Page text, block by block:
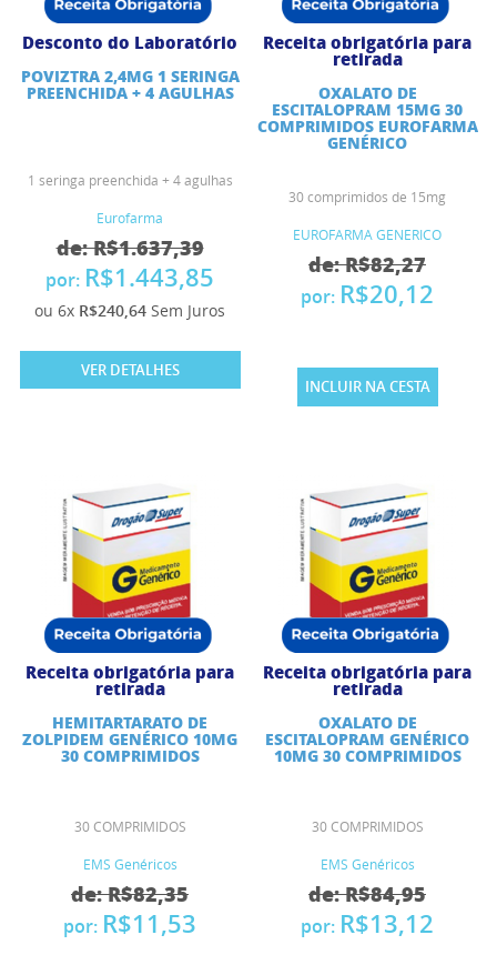
Desconto do Laboratório
POVIZTRA 2,4MG 1 SERINGA
PREENCHIDA + 4 AGULHAS
1 seringa preenchida + 4 agulhas
Eurofarma
de: R$1.637,39
por: R$1.443,85
ou 6x R$240,64 Sem Juros
VER DETALHES
Receita obrigatória para
retirada
OXALATO DE
ESCITALOPRAM 15MG 30
COMPRIMIDOS EUROFARMA
GENÉRICO
30 comprimidos de 15mg
EUROFARMA GENERICO
de: R$82,27
por: R$20,12
INCLUIR NA CESTA
Receita obrigatória para
retirada
HEMITARTARATO DE
ZOLPIDEM GENÉRICO 10MG
30 COMPRIMIDOS
30 COMPRIMIDOS
EMS Genéricos
de: R$82,35
por: R$11,53
Receita obrigatória para
retirada
OXALATO DE
ESCITALOPRAM GENÉRICO
10MG 30 COMPRIMIDOS
30 COMPRIMIDOS
EMS Genéricos
de: R$84,95
por: R$13,12